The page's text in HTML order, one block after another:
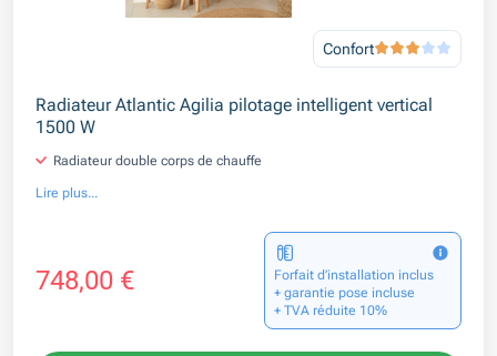
Confort
Radiateur Atlantic Agilia pilotage intelligent vertical
1500 W
Radiateur double corps de chauffe
Lire plus...
748,00 €
Forfait d’installation inclus
+ garantie pose incluse
+ TVA réduite 10%